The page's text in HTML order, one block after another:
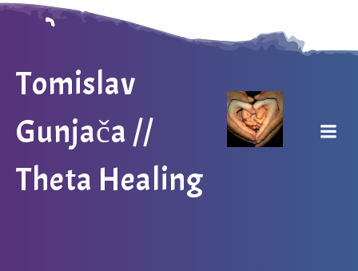
content
Tomislav
Gunjača //
Theta Healing